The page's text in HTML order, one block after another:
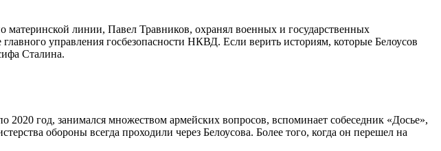
линии, Павел Травников, охранял военных и государственных
главного управления госбезопасности НКВД. Если верить историям, которые Белоусов
Сталина.
год, занимался множеством армейских вопросов, вспоминает собеседник «Досье»,
обороны всегда проходили через Белоусова. Более того, когда он перешел на